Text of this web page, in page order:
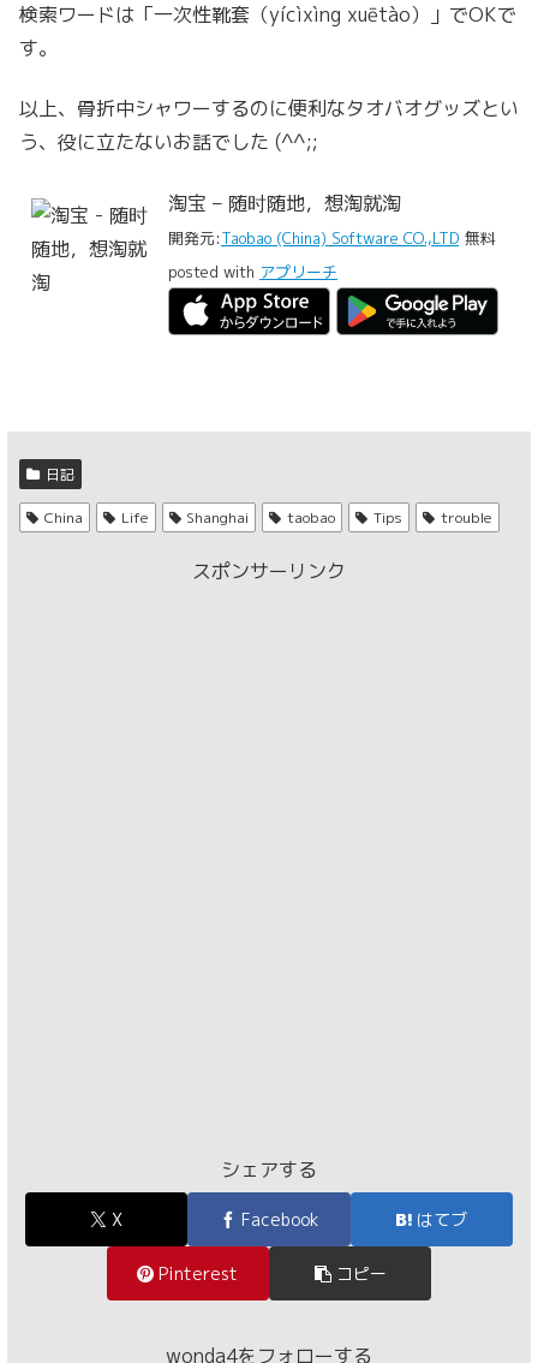
検索ワードは「一次性靴套（yícìxìng xuētào）」でOKで
す。
以上、骨折中シャワーするのに便利なタオバオグッズとい
う、役に立たないお話でした (^^;;
淘宝 – 随时随地，想淘就淘
開発元:Taobao (China) Software CO.,LTD 無料
posted with アプリーチ
日記
China Life Shanghai taobao Tips trouble
スポンサーリンク
シェアする
X Facebook はてブ
Pinterest コピー
wonda4をフォローする